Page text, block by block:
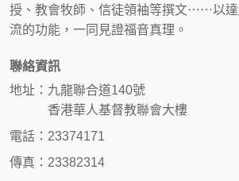
授、教會牧師、信徒領袖等撰文⋯⋯以達
流的功能，一同見證福音真理。
聯絡資訊
地址：九龍聯合道140號
香港華人基督教聯會大樓
電話：23374171
傳真：23382314